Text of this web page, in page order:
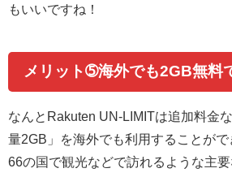
もいいですね！
メリット➄海外でも2GB無料
なんとRakuten UN-LIMITは追加料金
量2GB」を海外でも利用することが
66の国で観光などで訪れるような主